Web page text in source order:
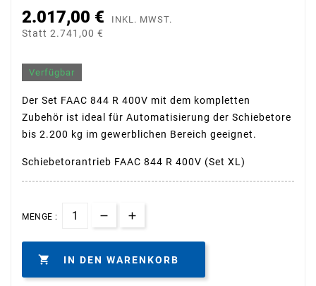
2.017,00 € INKL. MWST.
Statt 2.741,00 €
Verfügbar
Der Set FAAC 844 R 400V mit dem kompletten
Zubehör ist ideal für Automatisierung der Schiebetore
bis 2.200 kg im gewerblichen Bereich geeignet.
Schiebetorantrieb FAAC 844 R 400V (Set XL)
MENGE :
 IN DEN WARENKORB